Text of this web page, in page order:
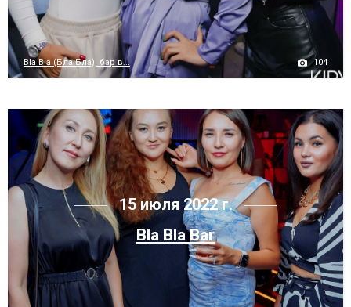
Bla Bla (Бла Бла), бар в... 104
15 июля 2022 г.
Bla Bla Bar